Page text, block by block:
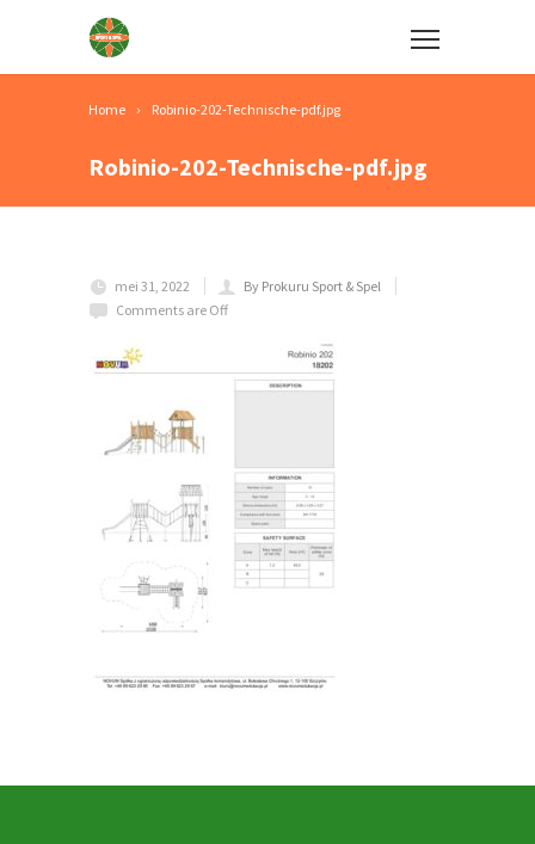
Home Robinio-202-Technische-pdf.jpg
Robinio-202-Technische-pdf.jpg
mei 31, 2022
By Prokuru Sport & Spel
Comments are Off